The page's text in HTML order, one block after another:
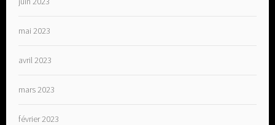
mai 2023
avril 2023
mars 2023
février 2023